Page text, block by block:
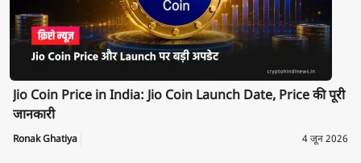
Jio Coin Price in India: Jio Coin Launch Date, Price की पूरी
जानकारी
Ronak Ghatiya 4 जून 2026